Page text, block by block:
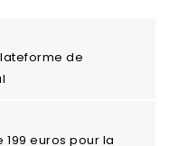
de
euros pour la